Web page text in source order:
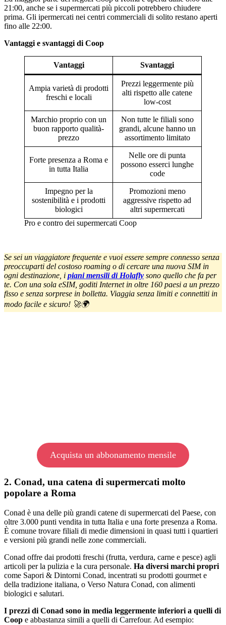
21:00, anche se i supermercati più piccoli potrebbero chiudere
prima. Gli ipermercati nei centri commerciali di solito restano aperti
fino alle 22:00.
Vantaggi e svantaggi di Coop
Vantaggi Svantaggi
Ampia varietà di prodotti
freschi e locali
Prezzi leggermente più
alti rispetto alle catene
low-cost
Marchio proprio con un
buon rapporto qualità-
prezzo
Non tutte le filiali sono
grandi, alcune hanno un
assortimento limitato
Forte presenza a Roma e
in tutta Italia
Nelle ore di punta
possono esserci lunghe
code
Impegno per la
sostenibilità e i prodotti
biologici
Promozioni meno
aggressive rispetto ad
altri supermercati
Pro e contro dei supermercati Coop
Se sei un viaggiatore frequente e vuoi essere sempre connesso senza
preoccuparti del costoso roaming o di cercare una nuova SIM in
ogni destinazione, i piani mensili di Holafly sono quello che fa per
te. Con una sola eSIM, goditi Internet in oltre 160 paesi a un prezzo
fisso e senza sorprese in bolletta. Viaggia senza limiti e connettiti in
modo facile e sicuro! 🚀🌍
Acquista un abbonamento mensile
2. Conad, una catena di supermercati molto
popolare a Roma
Conad è una delle più grandi catene di supermercati del Paese, con
oltre 3.000 punti vendita in tutta Italia e una forte presenza a Roma.
È comune trovare filiali di medie dimensioni in quasi tutti i quartieri
e versioni più grandi nelle zone commerciali.
Conad offre dai prodotti freschi (frutta, verdura, carne e pesce) agli
articoli per la pulizia e la cura personale. Ha diversi marchi propri
come Sapori & Dintorni Conad, incentrati su prodotti gourmet e
della tradizione italiana, o Verso Natura Conad, con alimenti
biologici e salutari.
I prezzi di Conad sono in media leggermente inferiori a quelli di
Coop e abbastanza simili a quelli di Carrefour. Ad esempio: